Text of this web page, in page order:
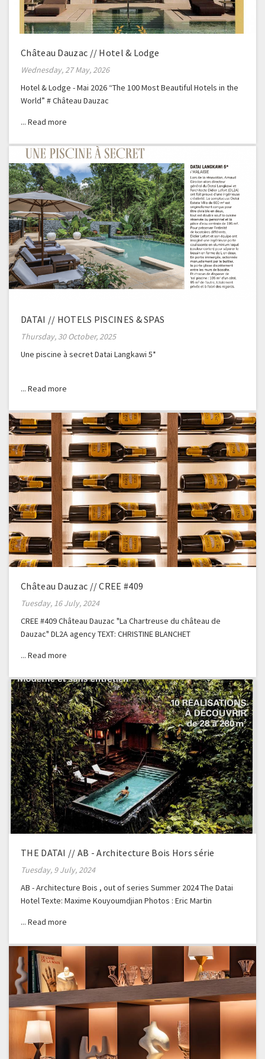
Château Dauzac // Hotel & Lodge
Wednesday, 27 May, 2026
Hotel & Lodge - Mai 2026 “The 100 Most Beautiful Hotels in the
World” # Château Dauzac
DATAI // HOTELS PISCINES & SPAS
Thursday, 30 October, 2025
Une piscine à secret Datai Langkawi 5*
Château Dauzac // CREE #409
Tuesday, 16 July, 2024
CREE #409 Château Dauzac "La Chartreuse du château de
Dauzac" DL2A agency TEXT: CHRISTINE BLANCHET
THE DATAI // AB - Architecture Bois Hors série
Tuesday, 9 July, 2024
AB - Architecture Bois , out of series Summer 2024 The Datai
Hotel Texte: Maxime Kouyoumdjian Photos : Eric Martin